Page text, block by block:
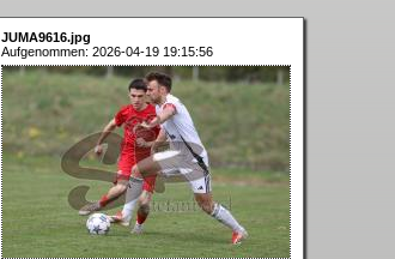
JUMA9616.jpg
Aufgenommen: 2026-04-19 19:15:56